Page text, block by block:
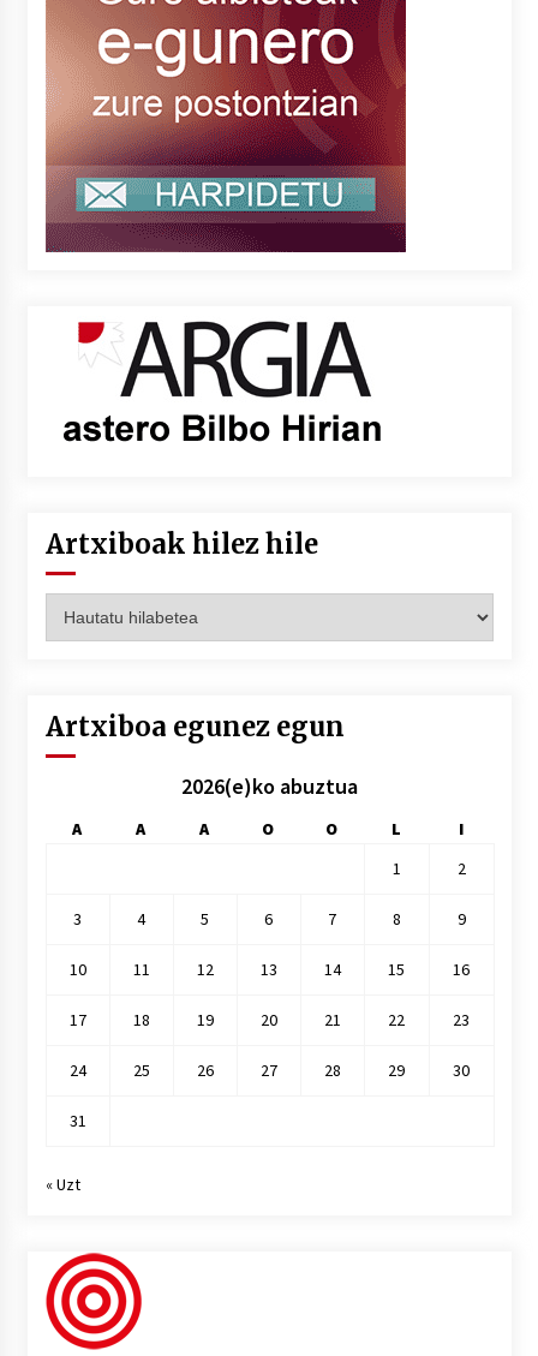
Artxiboak hilez hile
hilez
Artxiboa egunez egun
2026(e)ko abuztua
A A A O O L
I
1
2
3 4 5 6 7 8 9
10 11 12 13 14 15 16
17 18 19 20 21 22 23
24 25 26 27 28 29 30
31
« Uzt